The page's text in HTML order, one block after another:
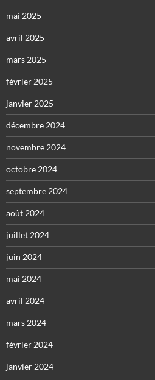
mai 2025
avril 2025
mars 2025
février 2025
janvier 2025
décembre 2024
novembre 2024
octobre 2024
septembre 2024
août 2024
juillet 2024
juin 2024
mai 2024
avril 2024
mars 2024
février 2024
janvier 2024